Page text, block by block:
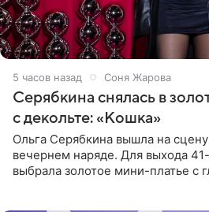
5 часов назад Соня Жарова
Серябкина снялась в
с декольте: «Кошка»
Ольга Серябкина вышла на
вечернем наряде. Для выхода
выбрала золотое мини-платье с